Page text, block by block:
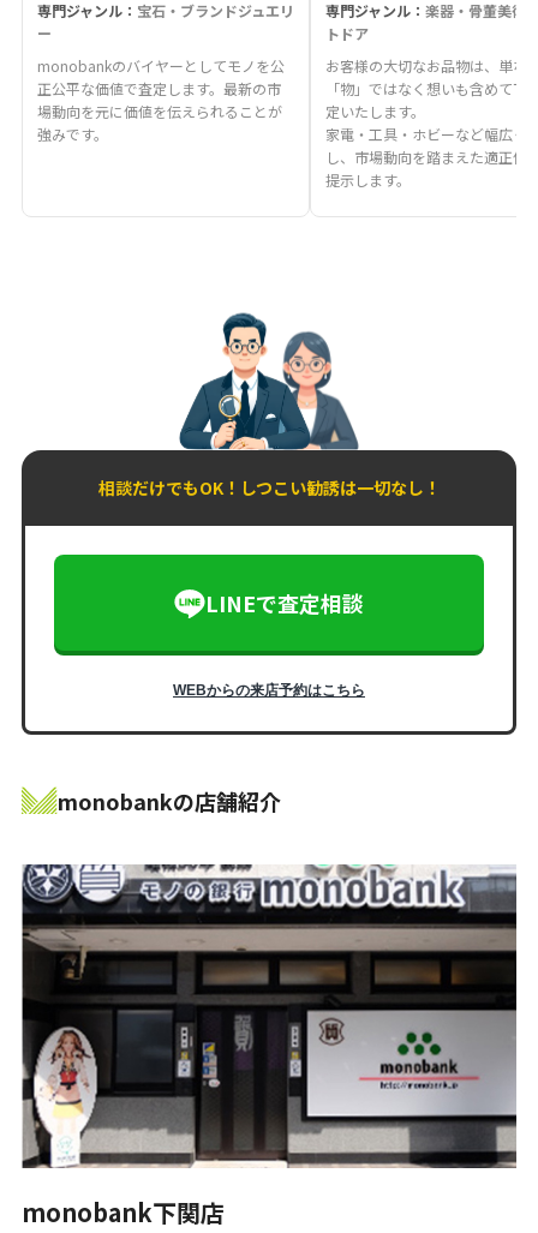
専門ジャンル： 宝石・ブランドジュエリ
ー
monobankのバイヤーとしてモノを公
正公平な価値で査定します。最新の市
場動向を元に価値を伝えられることが
強みです。
専門ジャンル： 楽器・骨董美術
トドア
お客様の大切なお品物は、単な
「物」ではなく想いも含めて丁
定いたします。
家電・工具・ホビーなど幅広く
し、市場動向を踏まえた適正価
提示します。
相談だけでもOK！しつこい勧誘は一切なし！
LINEで査定相談
WEBからの来店予約はこちら
monobankの店舗紹介
monobank下関店